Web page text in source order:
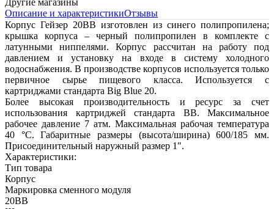
Другие магазины
Описание и характеристикиОтзывы
Корпус Гейзер 20BB изготовлен из синего полипропилена;
крышка корпуса – черный полипропилен в комплекте с
латунными ниппелями. Корпус рассчитан на работу под
давлением и установку на входе в систему холодного
водоснабжения. В производстве корпусов используется только
первичное сырье пищевого класса. Используется с
картриджами стандарта Big Blue 20.
Более высокая производительность и ресурс за счет
использования картриджей стандарта BB. Максимальное
рабочее давление 7 атм. Максимальная рабочая температура
40 °С. Габаритные размеры (высота/ширина) 600/185 мм.
Присоединительный наружный размер 1".
Характеристики:
Тип товара
Корпус
Маркировка сменного модуля
20BB